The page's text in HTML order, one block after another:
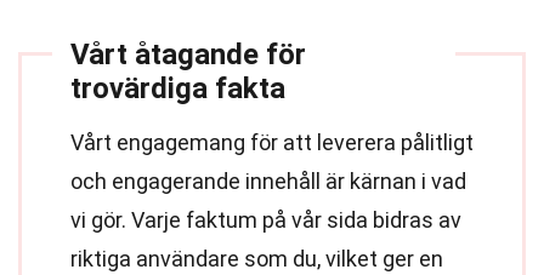
Vårt åtagande för
trovärdiga fakta
Vårt engagemang för att leverera pålitligt
och engagerande innehåll är kärnan i vad
vi gör. Varje faktum på vår sida bidras av
riktiga användare som du, vilket ger en